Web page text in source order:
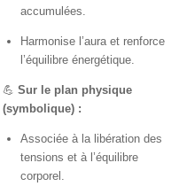
accumulées.
Harmonise l’aura et renforce
l’équilibre énergétique.
💪 Sur le plan physique
(symbolique) :
Associée à la libération des
tensions et à l’équilibre
corporel.